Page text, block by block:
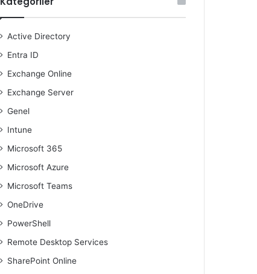
Active Directory
Entra ID
Exchange Online
Exchange Server
Genel
Intune
Microsoft 365
Microsoft Azure
Microsoft Teams
OneDrive
PowerShell
Remote Desktop Services
SharePoint Online